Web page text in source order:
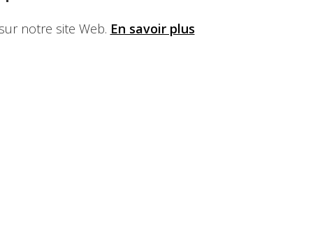
notre site Web. En savoir plus